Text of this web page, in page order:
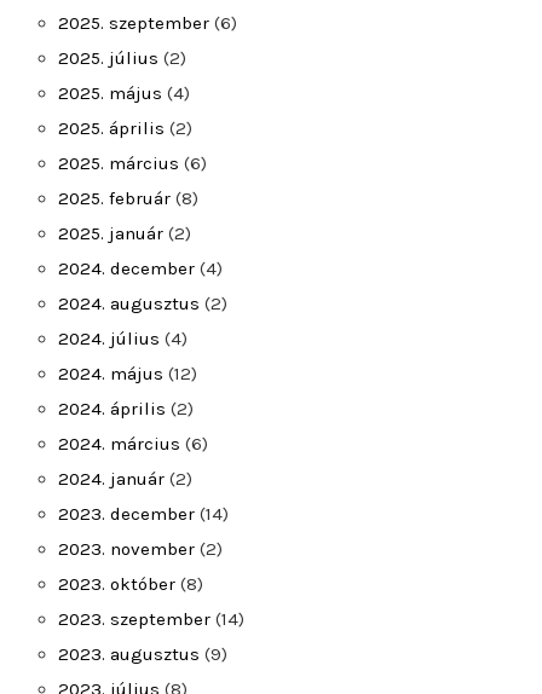
2025. szeptember (6)
2025. július (2)
2025. május (4)
2025. április (2)
2025. március (6)
2025. február (8)
2025. január (2)
2024. december (4)
2024. augusztus (2)
2024. július (4)
2024. május (12)
2024. április (2)
2024. március (6)
2024. január (2)
2023. december (14)
2023. november (2)
2023. október (8)
2023. szeptember (14)
2023. augusztus (9)
2023. július (8)